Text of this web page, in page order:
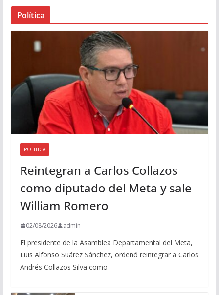
Política
POLITICA
Reintegran a Carlos Collazos
como diputado del Meta y sale
William Romero
02/08/2026 admin
El presidente de la Asamblea Departamental del Meta,
Luis Alfonso Suárez Sánchez, ordenó reintegrar a Carlos
Andrés Collazos Silva como